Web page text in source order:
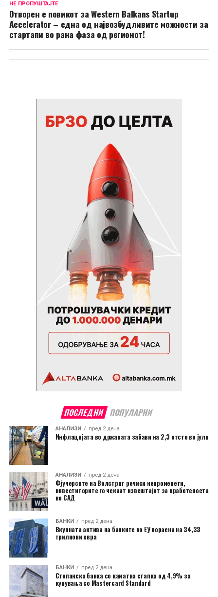
НЕ ПРОПУШТАЈТЕ
Отворен е повикот за Western Balkans Startup
Accelerator – една од највозбудливите можности за
стартапи во рана фаза од регионот!
ПОСЛЕДНИ ПОПУЛАРНИ
АНАЛИЗИ пред 2 дена
Инфлацијата во државата забави на 2,3 отсто во јули
АНАЛИЗИ пред 2 дена
Фјучерсите на Волстрит речиси непроменети,
инвеститорите го чекаат извештајот за вработеноста
во САД
БАНКИ пред 2 дена
Вкупната актива на банките во ЕУ порасна на 34,33
трилиони евра
БАНКИ пред 2 дена
Стопанска банка со каматна стапка од 4,9% за
купувања со Mastercard Standard